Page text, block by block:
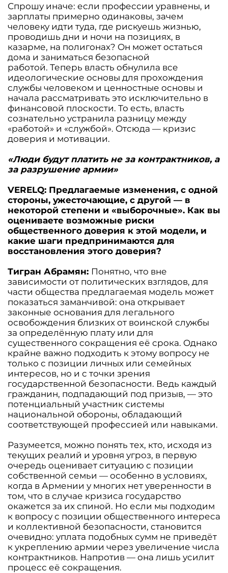
Спрошу иначе: если профессии уравнены, и
зарплаты примерно одинаковы, зачем
человеку идти туда, где рискуешь жизнью,
проводишь дни и ночи на позициях, в
казарме, на полигонах? Он может остаться
дома и заниматься безопасной
работой. Теперь власть обнулила все
идеологические основы для прохождения
службы человеком и ценностные основы и
начала рассматривать это исключительно в
финансовой плоскости. То есть, власть
сознательно устранила разницу между
«работой» и «службой». Отсюда — кризис
доверия и мотивации.
«Люди будут платить не за контрактников, а
за разрушение армии»
VERELQ: Предлагаемые изменения, с одной
стороны, ужесточающие, с другой — в
некоторой степени и «выборочные». Как вы
оцениваете возможные риски
общественного доверия к этой модели, и
какие шаги предпринимаются для
восстановления этого доверия?
Тигран Абрамян: Понятно, что вне
зависимости от политических взглядов, для
части общества предлагаемая модель может
показаться заманчивой: она открывает
законные основания для легального
освобождения близких от воинской службы
за определённую плату или для
существенного сокращения её срока. Однако
крайне важно подходить к этому вопросу не
только с позиции личных или семейных
интересов, но и с точки зрения
государственной безопасности. Ведь каждый
гражданин, подпадающий под призыв, — это
потенциальный участник системы
национальной обороны, обладающий
соответствующей профессией или навыками.
Разумеется, можно понять тех, кто, исходя из
текущих реалий и уровня угроз, в первую
очередь оценивает ситуацию с позиции
собственной семьи — особенно в условиях,
когда в Армении у многих нет уверенности в
том, что в случае кризиса государство
окажется за их спиной. Но если мы подходим
к вопросу с позиции общественного интереса
и коллективной безопасности, становится
очевидно: уплата подобных сумм не приведёт
к укреплению армии через увеличение числа
контрактников. Напротив — она лишь усилит
процесс её сокращения.